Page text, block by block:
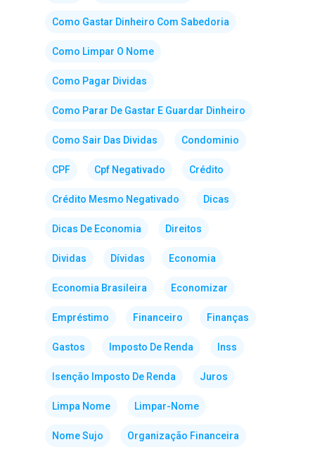
Como Gastar Dinheiro Com Sabedoria
Como Limpar O Nome
Como Pagar Dividas
Como Parar De Gastar E Guardar Dinheiro
Como Sair Das Dividas Condominio
CPF Cpf Negativado Crédito
Crédito Mesmo Negativado Dicas
Dicas De Economia Direitos
Dividas Dívidas Economia
Economia Brasileira Economizar
Empréstimo Financeiro Finanças
Gastos Imposto De Renda Inss
Isenção Imposto De Renda Juros
Limpa Nome Limpar-Nome
Nome Sujo Organização Financeira